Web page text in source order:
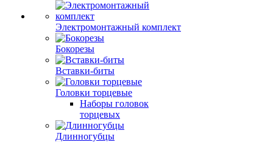
Электромонтажный комплект
Бокорезы
Вставки-биты
Головки торцевые
Наборы головок
торцевых
Длинногубцы